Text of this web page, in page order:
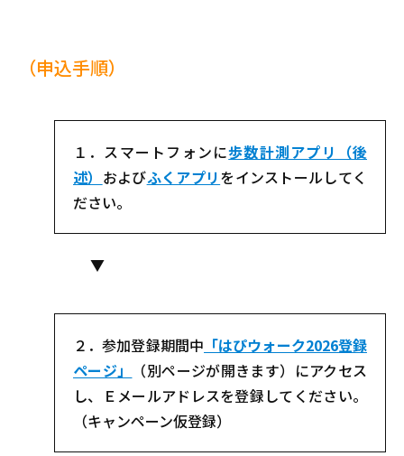
（申込手順）
１．スマートフォンに歩数計測アプリ（後
述） およびふくアプリをインストールしてく
ださい。
▼
２．参加登録期間中 「はぴウォーク2026登録
ページ」
（別ページが開きます）にアクセス
し、Ｅメールアドレスを登録してください。
（キャンペーン仮登録）